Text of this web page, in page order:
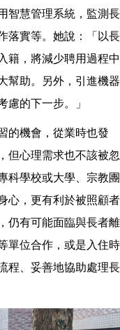
智慧管理系統，監測長
落實等。她說：「以長
籍，將減少聘用過程中
幫助。另外，引進機器
慮的下一步。」
的機會，從業時也發
但心理需求也不該被忽
科學校或大學、宗教團
心，更有利於被照顧者
仍有可能面臨與長者離
單位合作，或是入住時
程、妥善地協助處理長